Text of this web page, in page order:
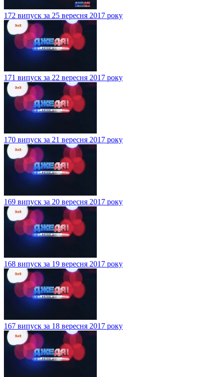
172 випуск за 25 вересня 2017 року
171 випуск за 22 вересня 2017 року
170 випуск за 21 вересня 2017 року
169 випуск за 20 вересня 2017 року
168 випуск за 19 вересня 2017 року
167 випуск за 18 вересня 2017 року